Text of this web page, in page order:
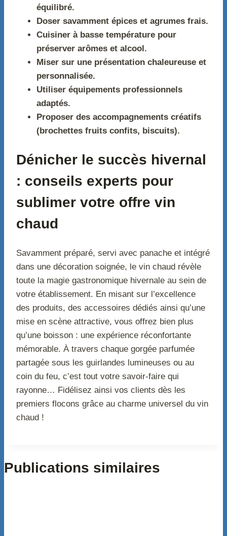
équilibré.
Doser savamment épices et agrumes frais.
Cuisiner à basse température pour
préserver arômes et alcool.
Miser sur une présentation chaleureuse et
personnalisée.
Utiliser équipements professionnels
adaptés.
Proposer des accompagnements créatifs
(brochettes fruits confits, biscuits).
Dénicher le succès hivernal
: conseils experts pour
sublimer votre offre vin
chaud
Savamment préparé, servi avec panache et intégré
dans une décoration soignée, le vin chaud révèle
toute la magie gastronomique hivernale au sein de
votre établissement. En misant sur l’excellence
des produits, des accessoires dédiés ainsi qu’une
mise en scène attractive, vous offrez bien plus
qu’une boisson : une expérience réconfortante
mémorable. À travers chaque gorgée parfumée
partagée sous les guirlandes lumineuses ou au
coin du feu, c’est tout votre savoir-faire qui
rayonne… Fidélisez ainsi vos clients dès les
premiers flocons grâce au charme universel du vin
chaud !
Publications similaires